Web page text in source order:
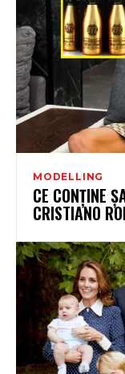
MODELLING
CE CONȚINE
CRISTIANO